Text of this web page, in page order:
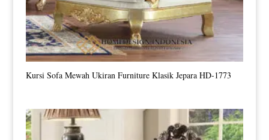
Kursi Sofa Mewah Ukiran Furniture Klasik Jepara HD-1773